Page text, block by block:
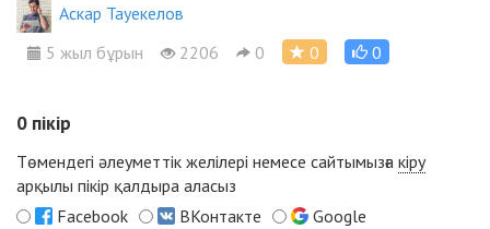
Аскар Тауекелов
5 жыл бұрын
2206 0 0 0
0 пікір
Төмендегі әлеуметтік желілері немесе сайтымызға кіру
арқылы пікір қалдыра аласыз
Facebook
ВКонтакте
Google